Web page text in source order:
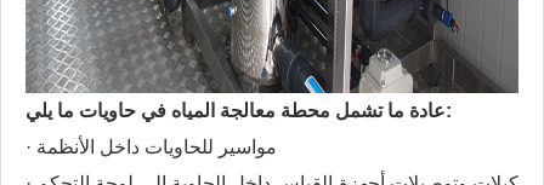
عادة ما تشمل محطة معالجة المياه في حاويات ما يلي:
· مواسير للحاويات داخل الأنظمة